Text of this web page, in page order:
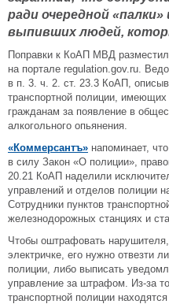
ради очередной
выпивших людей,
Поправки к КоАП МВД
на портале regulation.gov.ru.
в п. 3. ч. 2. ст. 23.3 КоАП,
транспортной полиции,
гражданам за появление в
алкогольного опьянения.
«Коммерсантъ» напоминает,
в силу Закон «О полиции»,
20.21 КоАП наделили
управлений и отделов полиции
Сотрудники пунктов
железнодорожных станциях и
Чтобы оштрафовать
электричке, его нужно отвезти
полиции, либо выписать
управление за штрафом. Из-за
транспортной полиции